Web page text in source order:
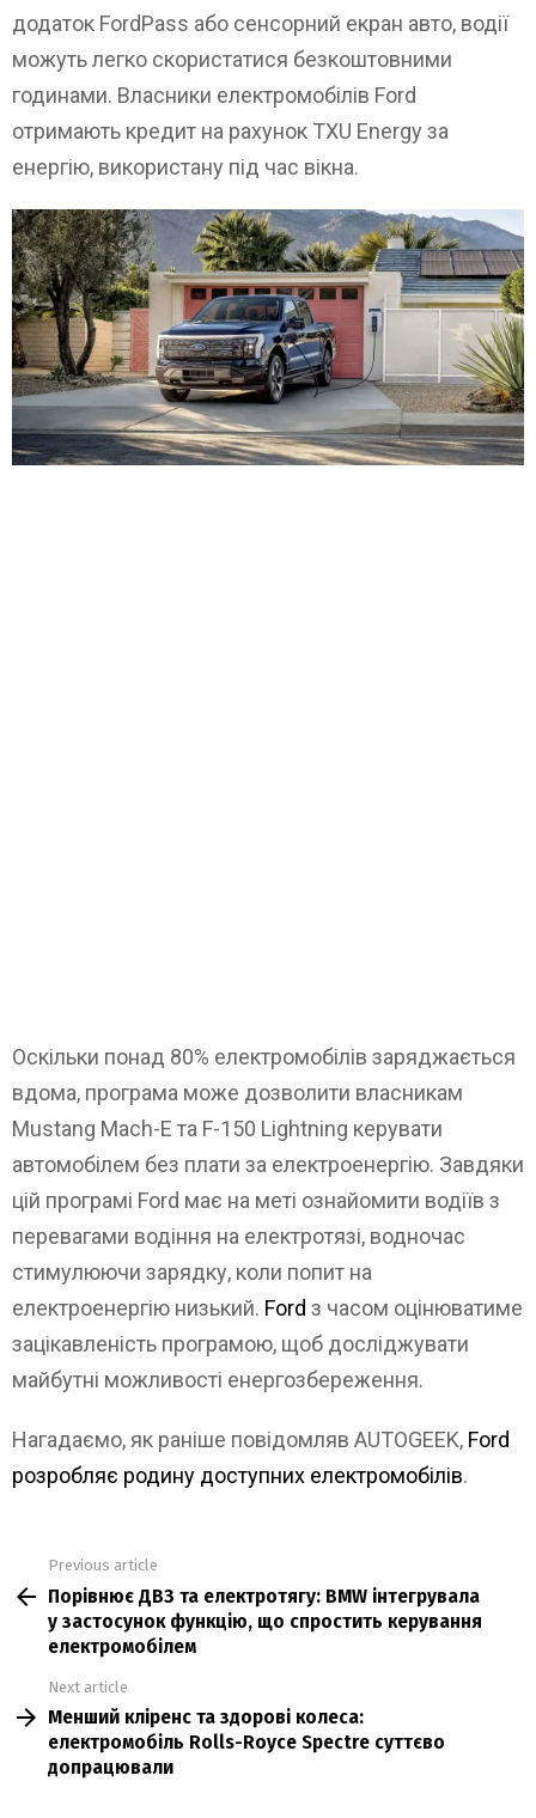
додаток FordPass або сенсорний екран авто, водії
можуть легко скористатися безкоштовними
годинами. Власники електромобілів Ford
отримають кредит на рахунок TXU Energy за
енергію, використану під час вікна.
Оскільки понад 80% електромобілів заряджається
вдома, програма може дозволити власникам
Mustang Mach-E та F-150 Lightning керувати
автомобілем без плати за електроенергію. Завдяки
цій програмі Ford має на меті ознайомити водіїв з
перевагами водіння на електротязі, водночас
стимулюючи зарядку, коли попит на
електроенергію низький. Ford з часом оцінюватиме
зацікавленість програмою, щоб досліджувати
майбутні можливості енергозбереження.
Нагадаємо, як раніше повідомляв AUTOGEEK, Ford
розробляє родину доступних електромобілів.
more
Previous article
Порівнює ДВЗ та електротягу: BMW інтегрувала
у застосунок функцію, що спростить керування
електромобілем
Next article
Менший кліренс та здорові колеса:
електромобіль Rolls-Royce Spectre суттєво
допрацювали